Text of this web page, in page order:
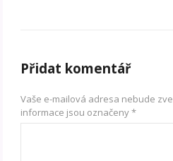
Přidat komentář
Vaše e-mailová adresa nebude
informace jsou označeny*